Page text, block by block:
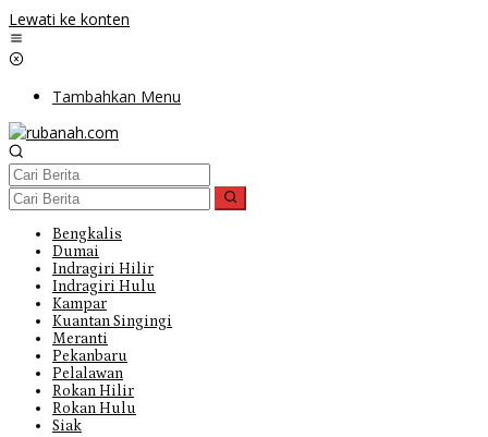
Lewati ke konten
Tambahkan Menu
Bengkalis
Dumai
Indragiri Hilir
Indragiri Hulu
Kampar
Kuantan Singingi
Meranti
Pekanbaru
Pelalawan
Rokan Hilir
Rokan Hulu
Siak